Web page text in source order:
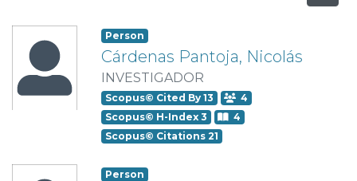
Person
Cárdenas Pantoja, Nicolás
INVESTIGADOR
Scopus© Cited By 13
4
Scopus© H-Index 3
4
Scopus© Citations 21
Person